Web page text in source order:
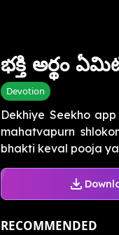
భక్తి అర్థం
Devotion
Dekhiye Seekho
mahatvapurn
bhakti keval pooja
RECOMMENDED